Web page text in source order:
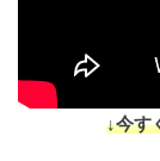
↓今す